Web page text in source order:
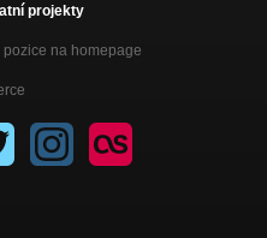
projekty
na homepage